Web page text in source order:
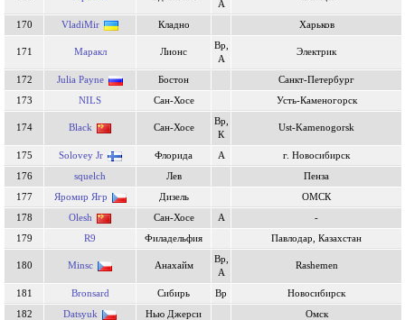
А
170 VladiMir Кладно Харьков
171 Маракл Лионс
Вр,
А
Электрик
172 Julia Payne Бостон
Санкт-Петербург
173
NILS Сан-Хосе Усть-Каменогорск
174 Black Сан-Хосе
Вр,
К
Ust-Kamenogorsk
175 Solovey Jr Флорида А
г. Новосибирск
176
squelch Лев
Пенза
177
Яромир Ягр Дизель
ОМСК
178
Olesh Сан-Хосе А
-
179
R9 Филадельфия Павлодар, Казахстан
180 Minsc Анахайм
Вр,
А
Rashemen
181 Bronsard Сибирь Вр
Новосибирск
182
Datsyuk Нью Джерси
Омск